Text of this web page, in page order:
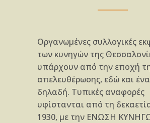
Οργανωμένες συλλογικές
των κυνηγών της
υπάρχουν από την εποχή
απελευθέρωσης, εδώ και
δηλαδή. Τυπικές αναφορές
υφίστανται από τη
1930, με την ΕΝΩΣΗ